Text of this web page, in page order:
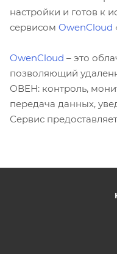
настройки и готов к
сервисом OwenCloud
OwenCloud – это
позволяющий
ОВЕН: контроль,
передача данных,
Сервис